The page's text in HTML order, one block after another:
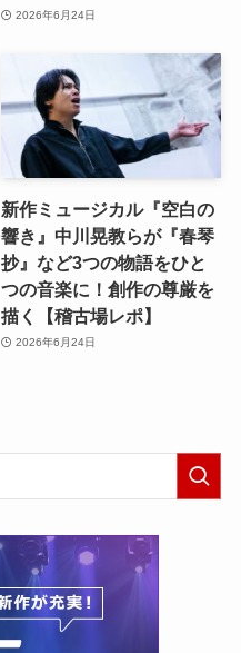
2026年6月24日
新作ミュージカル『空白の
響き』中川晃教らが『春琴
抄』など3つの物語をひと
つの音楽に！創作の尊厳を
描く【稽古場レポ】
2026年6月24日